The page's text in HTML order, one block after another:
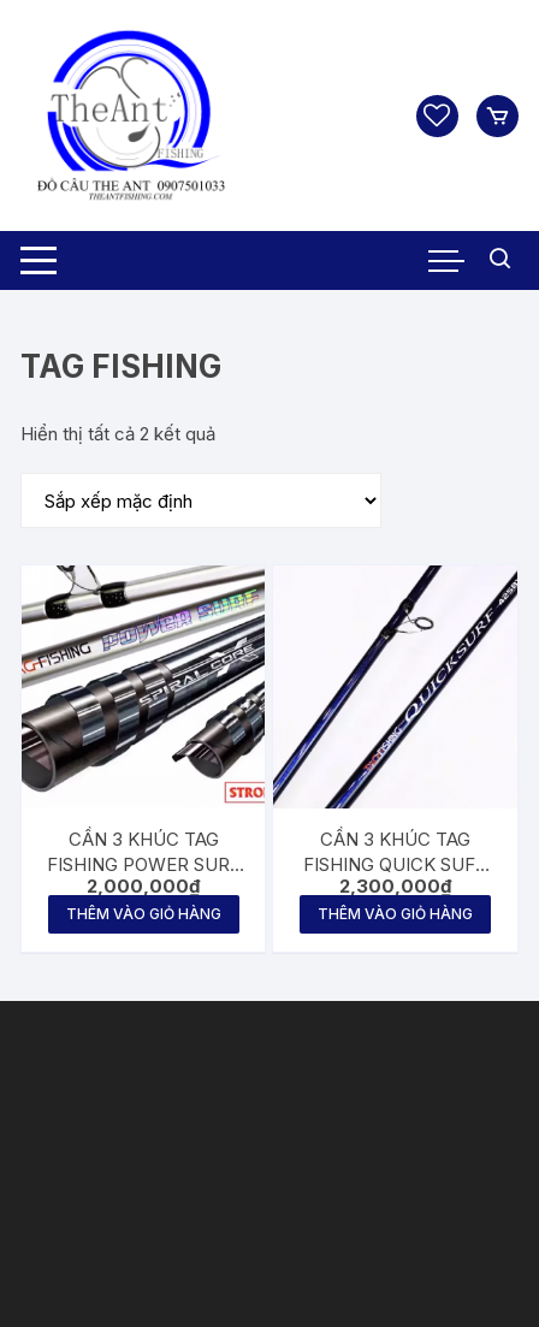
TAG FISHING
Hiển thị tất cả 2 kết quả
CẦN 3 KHÚC TAG
FISHING POWER SURF
4m20 AX – BX
2,000,000₫
THÊM VÀO GIỎ HÀNG
CẦN 3 KHÚC TAG
FISHING QUICK SUFR
4m25 BX+
2,300,000₫
THÊM VÀO GIỎ HÀNG